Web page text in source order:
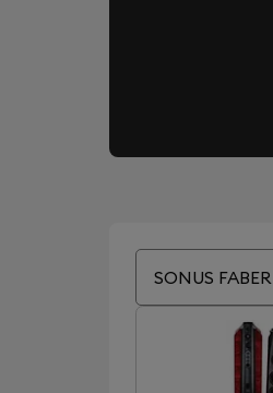
SONUS FABER